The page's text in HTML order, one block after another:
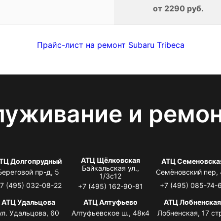
от 2290 руб.
Прайс-лист на ремонт Subaru Tribeca
и
Долгопрудный
пр-д, 5
(495) 032-08-22
АТЦ Щёлковская
Байкальская ул.,
1/3с12
+7 (495) 162-90-81
АТЦ
Семёновский пер,
+7 (495) 085-74-
АТЦ Удальцова
Удальцова, 60
АТЦ Алтуфьево
Алтуфьевское ш., 48к4
АТЦ Лобненская
Лобненская, 17